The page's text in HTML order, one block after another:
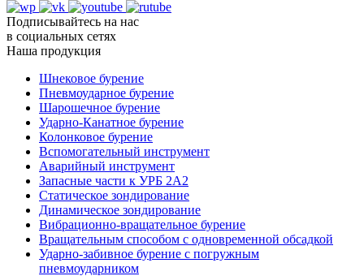
Подписывайтесь на нас
в социальных сетях
Наша продукция
Шнековое бурение
Пневмоударное бурение
Шарошечное бурение
Ударно-Канатное бурение
Колонковое бурение
Вспомогательный инструмент
Аварийный инструмент
Запасные части к УРБ 2А2
Статическое зондирование
Динамическое зондирование
Вибрационно-вращательное бурение
Вращательным способом с одновременной обсадкой
Ударно-забивное бурение с погружным
пневмоударником